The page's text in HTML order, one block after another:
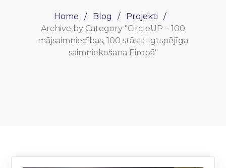
Home Blog
Projekti
Archive by Category "CircleUP – 100
mājsaimniecības, 100 stāsti: ilgtspējīga
saimniekošana Eiropā"